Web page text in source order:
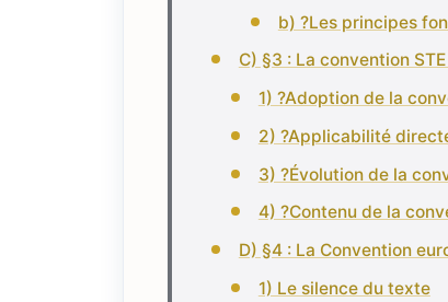
b) ?Les principes
C) §3 : La convention
1) ?Adoption de la
2) ?Applicabilité
3) ?Évolution de la
4) ?Contenu de la
D) §4 : La Convention
1) Le silence du texte